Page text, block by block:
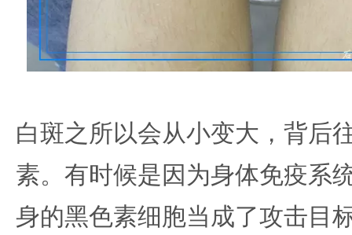
白斑之所以会从小变大，背后
素。有时候是因为身体免疫系
身的黑色素细胞当成了攻击目